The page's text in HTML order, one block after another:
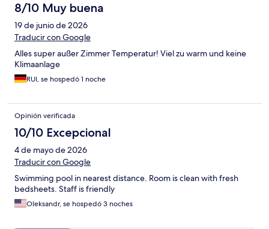
8/10 Muy buena
19 de junio de 2026
Traducir con Google
Alles super außer Zimmer Temperatur! Viel zu warm und keine
Klimaanlage
RUI, se hospedó 1 noche
Opinión verificada
10/10 Excepcional
4 de mayo de 2026
Traducir con Google
Swimming pool in nearest distance. Room is clean with fresh
bedsheets. Staff is friendly
Oleksandr, se hospedó 3 noches